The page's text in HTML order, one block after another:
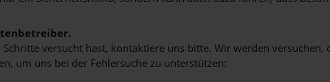
versucht hast, kontaktiere uns bitte. Wir werden versuchen,
um uns bei der Fehlersuche zu unterstützen: